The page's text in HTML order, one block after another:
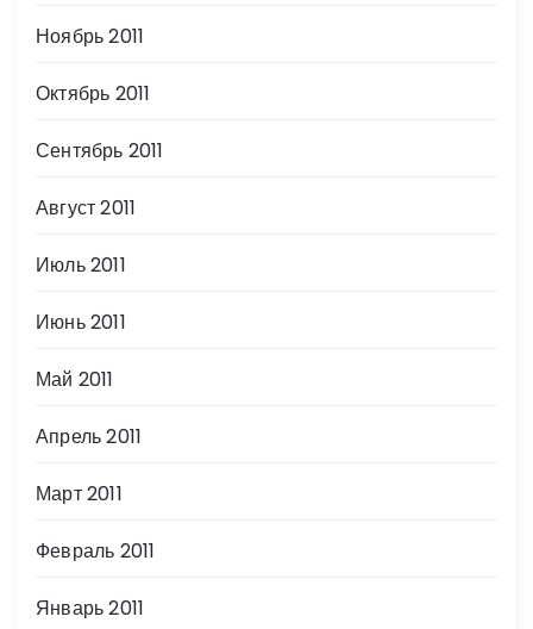
Ноябрь 2011
Октябрь 2011
Сентябрь 2011
Август 2011
Июль 2011
Июнь 2011
Май 2011
Апрель 2011
Март 2011
Февраль 2011
Январь 2011